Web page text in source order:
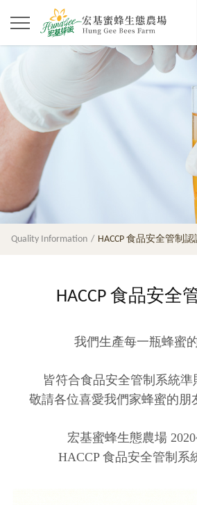
Quality Information HACCP 食品安全管制認
HACCP 食品安全
我們生產每一瓶蜂蜜
皆符合食品安全管制系統準
敬請各位喜愛我們家蜂蜜的朋
宏基蜜蜂生態農場
HACCP 食品安全管制系